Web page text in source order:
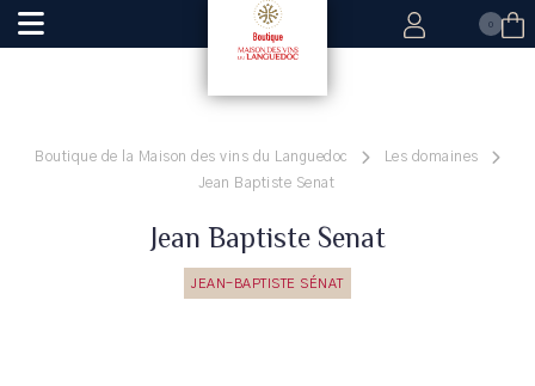
0
Boutique de la Maison des vins du Languedoc
Les domaines
Jean Baptiste Senat
Jean Baptiste Senat
JEAN-BAPTISTE SÉNAT